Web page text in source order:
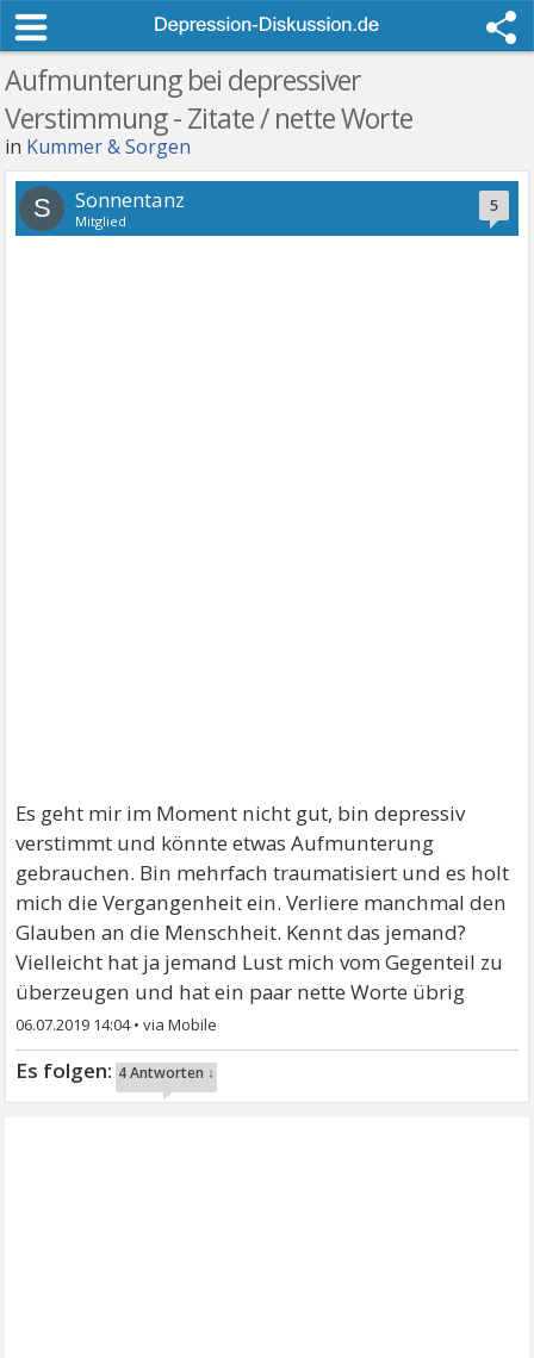
Aufmunterung bei depressiver
Verstimmung - Zitate / nette Worte
in Kummer & Sorgen
5
S Sonnentanz
Mitglied
Es geht mir im Moment nicht gut, bin depressiv
verstimmt und könnte etwas Aufmunterung
gebrauchen. Bin mehrfach traumatisiert und es holt
mich die Vergangenheit ein. Verliere manchmal den
Glauben an die Menschheit. Kennt das jemand?
Vielleicht hat ja jemand Lust mich vom Gegenteil zu
überzeugen und hat ein paar nette Worte übrig
06.07.2019 14:04•
4 Antworten ↓